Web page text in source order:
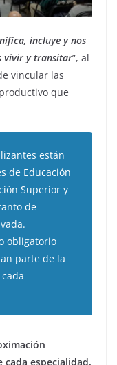
incluye y nos
vivir y transitar”, al
vincular las
que
están
de Educación
Superior y
de
obligatorio
parte de la
cada especialidad,